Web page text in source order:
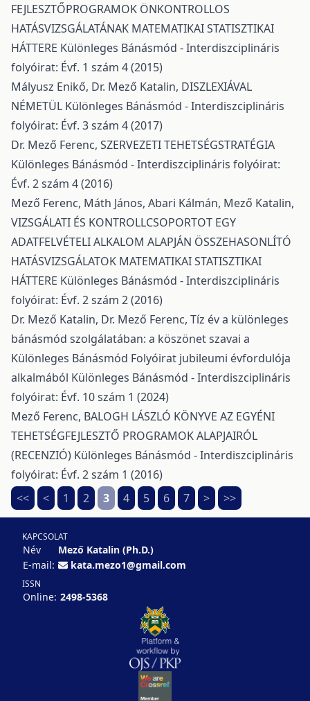
FEJLESZTŐPROGRAMOK ÖNKONTROLLOS
HATÁSVIZSGÁLATÁNAK MATEMATIKAI STATISZTIKAI
HÁTTERE Különleges Bánásmód - Interdiszciplináris
folyóirat: Évf. 1 szám 4 (2015)
Mályusz Enikő, Dr. Mező Katalin, DISZLEXIÁVAL
NÉMETÜL Különleges Bánásmód - Interdiszciplináris
folyóirat: Évf. 3 szám 4 (2017)
Dr. Mező Ferenc, SZERVEZETI TEHETSÉGSTRATÉGIA
Különleges Bánásmód - Interdiszciplináris folyóirat:
Évf. 2 szám 4 (2016)
Mező Ferenc, Máth János, Abari Kálmán, Mező Katalin,
VIZSGÁLATI ÉS KONTROLLCSOPORTOT EGY
ADATFELVÉTELI ALKALOM ALAPJÁN ÖSSZEHASONLÍTÓ
HATÁSVIZSGÁLATOK MATEMATIKAI STATISZTIKAI
HÁTTERE Különleges Bánásmód - Interdiszciplináris
folyóirat: Évf. 2 szám 2 (2016)
Dr. Mező Katalin, Dr. Mező Ferenc, Tíz év a különleges
bánásmód szolgálatában: a köszönet szavai a
Különleges Bánásmód Folyóirat jubileumi évfordulója
alkalmából Különleges Bánásmód - Interdiszciplináris
folyóirat: Évf. 10 szám 1 (2024)
Mező Ferenc, BALOGH LÁSZLÓ KÖNYVE AZ EGYÉNI
TEHETSÉGFEJLESZTŐ PROGRAMOK ALAPJAIRÓL
(RECENZIÓ) Különleges Bánásmód - Interdiszciplináris
folyóirat: Évf. 2 szám 1 (2016)
<<
< 1 2 3 4 5 6 7 > >>
KAPCSOLAT
Név
Mező Katalin (Ph.D.)
E-mail:
kata.mezo1@gmail.com
ISSN
Online: 2498-5368